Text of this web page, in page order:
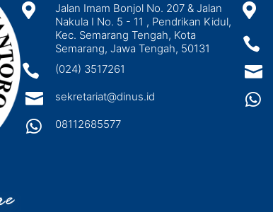

Jalan Imam Bonjol No. 207 & Jalan
Nakula I No. 5 - 11 , Pendrikan Kidul,
Kec. Semarang Tengah, Kota
Semarang, Jawa Tengah, 50131
 (024) 3517261
 sekretariat@dinus.id
 08112685577



